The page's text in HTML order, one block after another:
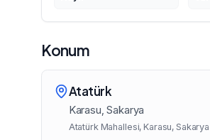
Konum
Atatürk
Karasu, Sakarya
Atatürk Mahallesi, Karasu, Sakarya